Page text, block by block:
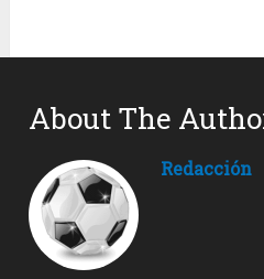
About The
Redacción